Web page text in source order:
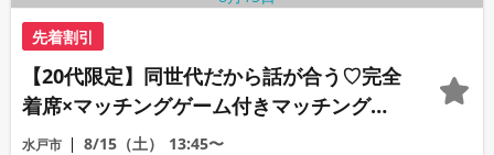
先着割引
【20代限定】同世代だから話が合う♡完全
着席×マッチングゲーム付きマッチングコ
ン
水戸市 8/15（土） 13:45〜